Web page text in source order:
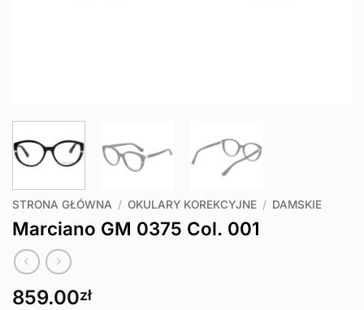
STRONA GŁÓWNA / OKULARY KOREKCYJNE / DAMSKIE
Marciano GM 0375 Col. 001
859.00zł